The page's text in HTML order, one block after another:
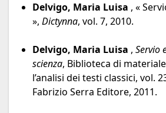
Delvigo, Maria Luisa , «
», Dictynna, vol. 7, 2010.
Delvigo, Maria Luisa , Servio
scienza, Biblioteca di
l’analisi dei testi classici, vol.
Fabrizio Serra Editore, 2011.